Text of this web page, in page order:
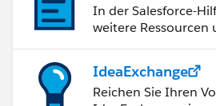
In der Salesforce-
weitere
IdeaExchange
Reichen Sie Ihren